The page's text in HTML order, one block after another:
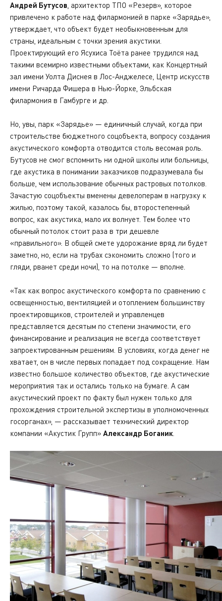
Андрей Бутусов , архитектор ТПО «Резерв», которое
привлечено к работе над филармонией в парке «Зарядье»,
утверждает, что объект будет необыкновенным для
страны, идеальным с точки зрения акустики.
Проектирующий его Ясухиса Тоёта ранее трудился над
такими всемирно известными объектами, как Концертный
зал имени Уолта Диснея в Лос-Анджелесе, Центр искусств
имени Ричарда Фишера в Нью-Йорке, Эльбская
филармония в Гамбурге и др.
Но, увы, парк «Зарядье» — единичный случай, когда при
строительстве бюджетного соцобъекта, вопросу создания
акустического комфорта отводится столь весомая роль.
Бутусов не смог вспомнить ни одной школы или больницы,
где акустика в понимании заказчиков подразумевала бы
больше, чем использование обычных растровых потолков.
Зачастую соцобъекты вменены девелоперам в нагрузку к
жилью, поэтому такой, казалось бы, второстепенный
вопрос, как акустика, мало их волнует. Тем более что
обычный потолок стоит раза в три дешевле
«правильного». В общей смете удорожание вряд ли будет
заметно, но, если на трубах сэкономить сложно (того и
гляди, рванет среди ночи), то на потолке — вполне.
«Так как вопрос акустического комфорта по сравнению с
освещенностью, вентиляцией и отоплением большинству
проектировщиков, строителей и управленцев
представляется десятым по степени значимости, его
финансирование и реализация не всегда соответствует
запроектированным решениям. В условиях, когда денег не
хватает, он в числе первых попадает под сокращение. Нам
известно большое количество объектов, где акустические
мероприятия так и остались только на бумаге. А сам
акустический проект по факту был нужен только для
прохождения строительной экспертизы в уполномоченных
госорганах», — рассказывает технический директор
компании «Акустик Групп» Александр Боганик